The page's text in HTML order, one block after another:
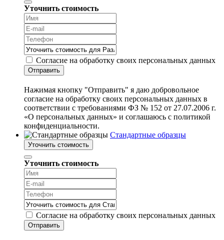
Уточнить стоимость
Согласие на обработку своих персональных данных
Отправить
Нажимая кнопку "Отправить" я даю добровольное
согласие на обработку своих персональных данных в
соответствии с требованиями ФЗ № 152 от 27.07.2006 г.
«О персональных данных» и соглашаюсь с политикой
конфиденциальности.
Стандартные образцы
Уточнить стоимость
Уточнить стоимость
Согласие на обработку своих персональных данных
Отправить